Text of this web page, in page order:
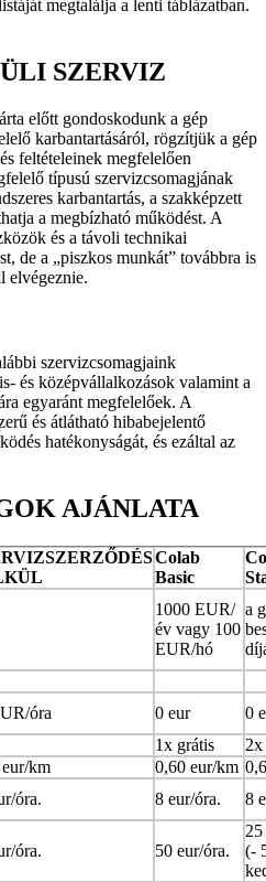
megtalálja a lenti táblázatban.
SZERVIZ
előtt gondoskodunk a gép
karbantartásáról, rögzítjük a gép
feltételeinek megfelelően
típusú szervizcsomagjának
karbantartás, a szakképzett
a megbízható működést. A
és a távoli technikai
de a „piszkos munkát” továbbra is
elvégeznie.
szervizcsomagjaink
és középvállalkozások valamint a
egyaránt megfelelőek. A
és átlátható hibabejelentő
hatékonyságát, és ezáltal az
AJÁNLATA
Colab
Basic
1000 EUR/
év vagy 100
EUR/hó
a
óra 0 eur
0
1x grátis
2x
km 0,60 eur/km
óra. 8 eur/óra. 8
óra. 50 eur/óra.
(-